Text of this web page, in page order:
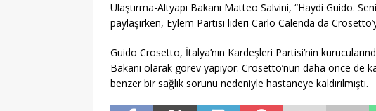
Ulaştırma-Altyapı Bakanı Matteo Salvini, “Haydi Guido.
paylaşırken, Eylem Partisi lideri Carlo Calenda da
Guido Crosetto, İtalya’nın Kardeşleri Partisi’nin
Bakanı olarak görev yapıyor. Crosetto’nun daha önce de
benzer bir sağlık sorunu nedeniyle hastaneye kaldırılmıştı.